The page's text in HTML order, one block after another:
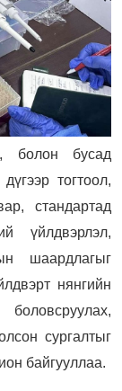
болон бусад
тогтоол,
стандартад
үйлдвэрлэл,
шаардлагыг
нянгийн
сургалтыг
байгууллаа.